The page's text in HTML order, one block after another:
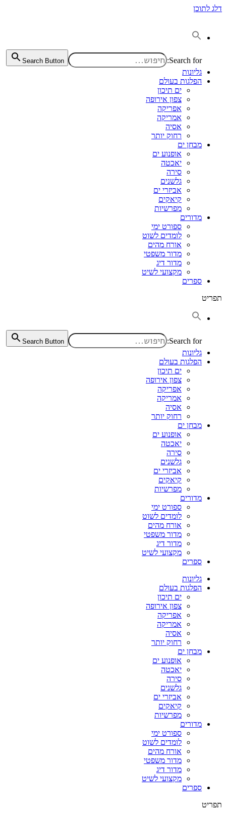
דלג לתוכן
Search for:
Search Button
גליונות
הפלגות בעולם
ים תיכון
צפון אירופה
אפריקה
אמריקה
אסיה
רחוק יותר
מבחן ים
אופנוע ים
יאכטה
סירה
גלשנים
אביזרי ים
קיאקים
מפרשיות
מדורים
ספורט ימי
לומדים לשוט
אורח מהים
מדור משפטי
מדור דיג
מקצועי לשיט
ספרים
תפריט
Search for:
Search Button
גליונות
הפלגות בעולם
ים תיכון
צפון אירופה
אפריקה
אמריקה
אסיה
רחוק יותר
מבחן ים
אופנוע ים
יאכטה
סירה
גלשנים
אביזרי ים
קיאקים
מפרשיות
מדורים
ספורט ימי
לומדים לשוט
אורח מהים
מדור משפטי
מדור דיג
מקצועי לשיט
ספרים
גליונות
הפלגות בעולם
ים תיכון
צפון אירופה
אפריקה
אמריקה
אסיה
רחוק יותר
מבחן ים
אופנוע ים
יאכטה
סירה
גלשנים
אביזרי ים
קיאקים
מפרשיות
מדורים
ספורט ימי
לומדים לשוט
אורח מהים
מדור משפטי
מדור דיג
מקצועי לשיט
ספרים
תפריט